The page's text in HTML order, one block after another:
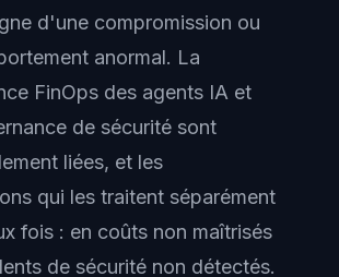
d'une compromission ou
anormal. La
FinOps des agents IA et
de sécurité sont
liées, et les
qui les traitent séparément
fois : en coûts non maîtrisés
de sécurité non détectés.